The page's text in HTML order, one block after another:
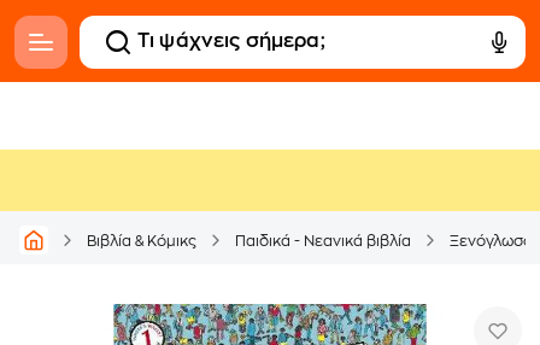
Βιβλία & Κόμικς Παιδικά - Νεανικά βιβλία